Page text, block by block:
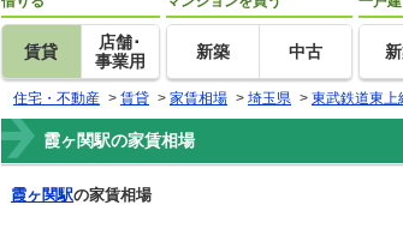
賃貸
店舗･
事業用
新築 中古
住宅・不動産 > 賃貸 > 家賃相場 > 埼玉県 > 東武鉄道東上
霞ヶ関駅の家賃相場
霞ヶ関駅の家賃相場